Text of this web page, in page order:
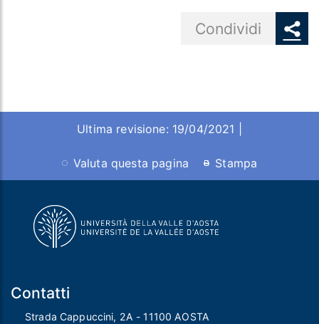
Condividi
Ultima revisione: 19/04/2021 |
Valuta questa pagina Stampa
Contatti
Strada Cappuccini, 2A - 11100 AOSTA